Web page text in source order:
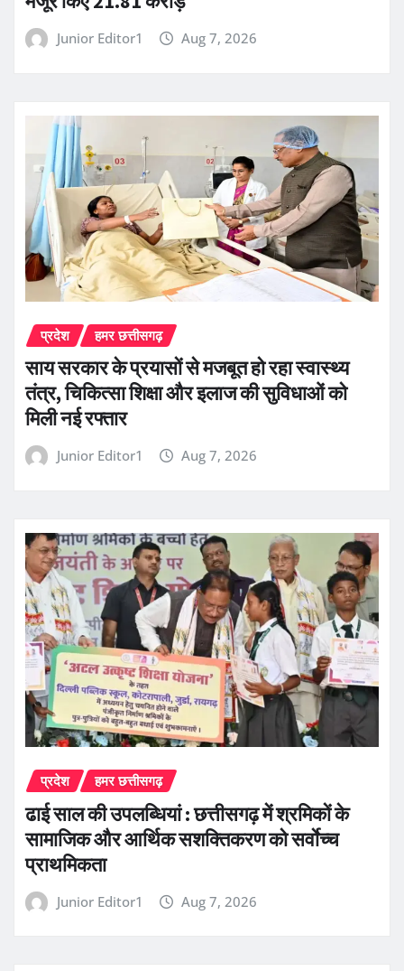
Junior Editor1 Aug 7, 2026
प्रदेश हमर छत्तीसगढ़
साय सरकार के प्रयासों से मजबूत हो रहा स्वास्थ्य
तंत्र, चिकित्सा शिक्षा और इलाज की सुविधाओं को
मिली नई रफ्तार
Junior Editor1 Aug 7, 2026
प्रदेश हमर छत्तीसगढ़
ढाई साल की उपलब्धियां : छत्तीसगढ़ में श्रमिकों के
सामाजिक और आर्थिक सशक्तिकरण को सर्वाेच्च
प्राथमिकता
Junior Editor1 Aug 7, 2026